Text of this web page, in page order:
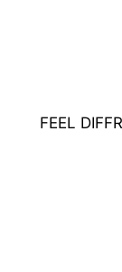
FEEL